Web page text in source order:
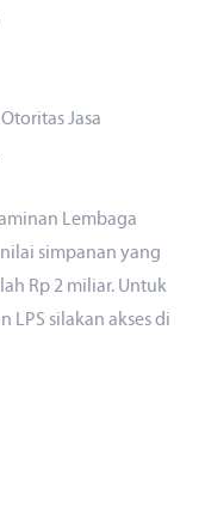
Jasa
Lembaga
simpanan yang
Rp 2 miliar. Untuk
LPS silakan aksesdi